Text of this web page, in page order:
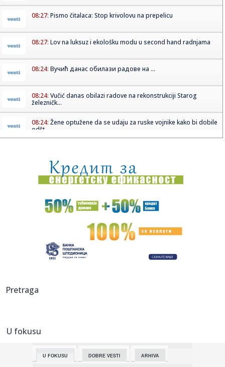
08:27: Pismo čitalaca: Stop krivolovu na prepelicu
08:27: Lov na luksuz i ekološku modu u second hand radnjama
08:24: Вучић данас обилази радове на ...
08:24: Vučić danas obilazi radove na rekonstrukciji Starog
železničk...
08:24: Žene optužene da se udaju za ruske vojnike kako bi dobile
odšt...
08:18:Republika Srpska bilježi pad inflacije, šta nas očekuje u
dalj...
08:18:Fidan: Sporazum Turske, Pakistana i S. Arabije isti kao
NATO spor...
Sombor: Deo Sombora 11. avgusta bez struje
08:18:Od De Pola za Mesija – dirljiv trenutak u Majamiju VIDEO
zahvat...
08:11:
08:08:
Stručnjak upozorava: Ove navike mogu biti okidač za
Pretraga
U fokusu
U FOKUSU DOBRE VESTI ARHIVA